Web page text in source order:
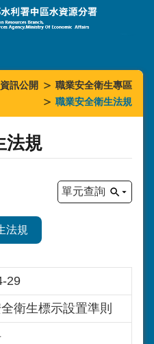
訊公開
職業安全衛生專區
職業安全衛生法規
法規
單元查詢
法規
29
衛生標示設置準則